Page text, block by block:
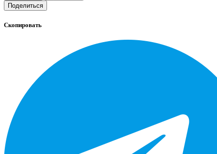
Поделиться
Скопировать